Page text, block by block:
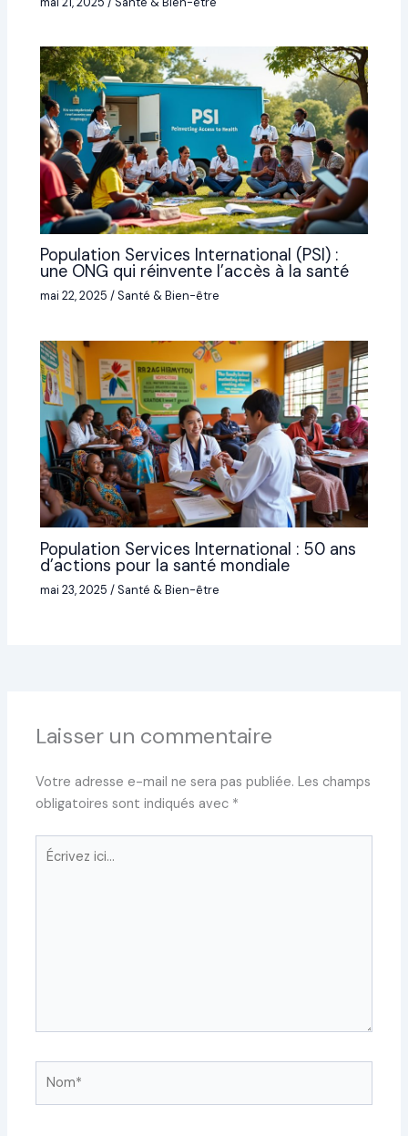
Population Services International (PSI) :
une ONG qui réinvente l’accès à la santé
mai 22, 2025/Santé & Bien-être
Population Services International : 50 ans
d’actions pour la santé mondiale
mai 23, 2025/Santé & Bien-être
Laisser un commentaire
Votre adresse e-mail ne sera pas publiée. Les champs
obligatoires sont indiqués avec *
Écrivez
ici…